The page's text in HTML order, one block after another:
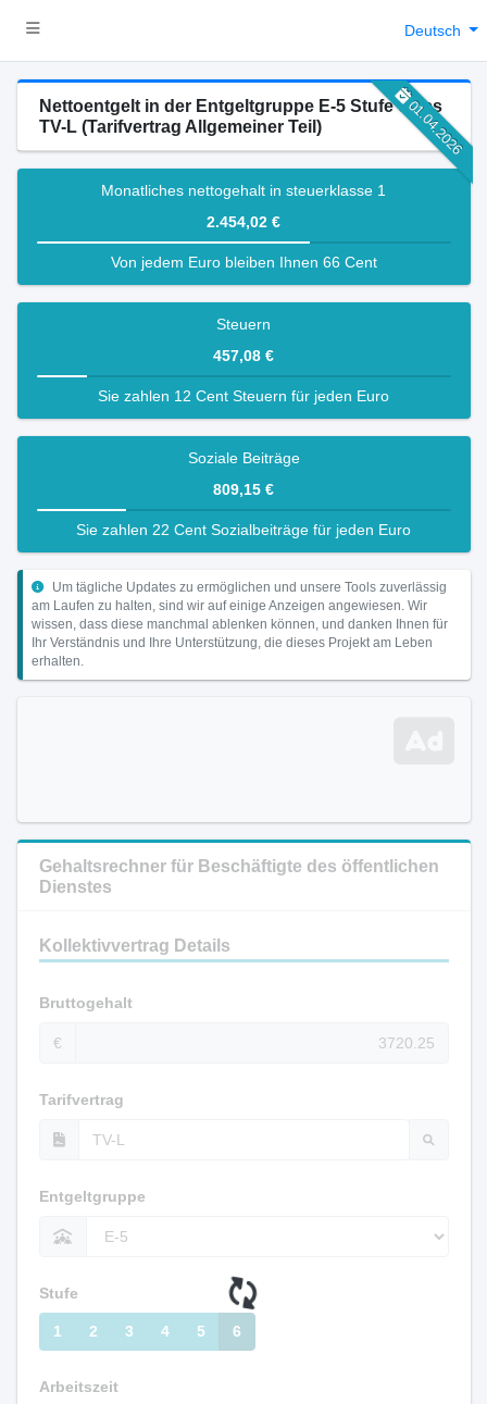
Deutsch
01.04.2026
Nettoentgelt in der Entgeltgruppe E-5 Stufe 6 des
TV-L (Tarifvertrag Allgemeiner Teil)
Monatliches nettogehalt in steuerklasse 1
2.454,02 €
Von jedem Euro bleiben Ihnen 66 Cent
Steuern
457,08 €
Sie zahlen 12 Cent Steuern für jeden Euro
Soziale Beiträge
809,15 €
Sie zahlen 22 Cent Sozialbeiträge für jeden Euro
Um tägliche Updates zu ermöglichen und unsere Tools zuverlässig
am Laufen zu halten, sind wir auf einige Anzeigen angewiesen. Wir
wissen, dass diese manchmal ablenken können, und danken Ihnen für
Ihr Verständnis und Ihre Unterstützung, die dieses Projekt am Leben
erhalten.
Gehaltsrechner für Beschäftigte des öffentlichen
Dienstes
Kollektivvertrag Details
Bruttogehalt
€
Tarifvertrag
Entgeltgruppe
Stufe
1 2 3 4 5 6
Arbeitszeit